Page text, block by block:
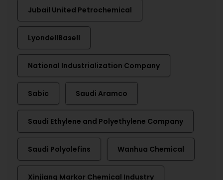
Jubail United Petrochemical
LyondellBasell
National Industrialization Company
Sabic Saudi Aramco
Saudi Ethylene and Polyethylene Company
Saudi Polyolefins Wanhua Chemical
Xinjiang Markor Chemical Industry